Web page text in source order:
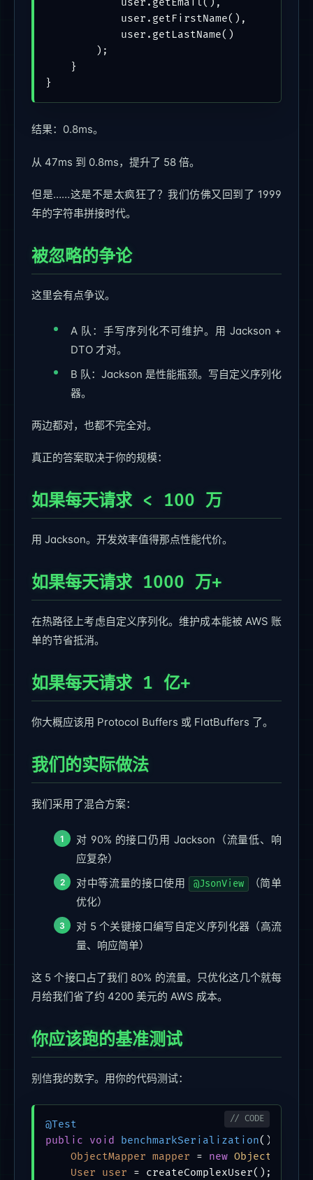
            user.getEmail(),
            user.getFirstName(),
            user.getLastName()
        );
    }
}
结果：0.8ms。
从 47ms 到 0.8ms，提升了 58 倍。
但是……这是不是太疯狂了？我们仿佛又回到了 1999
年的字符串拼接时代。
被忽略的争论
这里会有点争议。
A 队：手写序列化不可维护。用 Jackson +
DTO 才对。
B 队：Jackson 是性能瓶颈。写自定义序列化
器。
两边都对，也都不完全对。
真正的答案取决于你的规模：
如果每天请求 < 100 万
用 Jackson。开发效率值得那点性能代价。
如果每天请求 1000 万+
在热路径上考虑自定义序列化。维护成本能被 AWS 账
单的节省抵消。
如果每天请求 1 亿+
你大概应该用 Protocol Buffers 或 FlatBuffers 了。
我们的实际做法
我们采用了混合方案：
对 90% 的接口仍用 Jackson（流量低、响
应复杂）
对中等流量的接口使用
@JsonView
（简单
优化）
对 5 个关键接口编写自定义序列化器（高流
量、响应简单）
这 5 个接口占了我们 80% 的流量。只优化这几个就每
月给我们省了约 4200 美元的 AWS 成本。
你应该跑的基准测试
别信我的数字。用你的代码测试：
@Test
public
void benchmarkSerialization()
ObjectMapper mapper = new ObjectMapper
User
user = createComplexUser();